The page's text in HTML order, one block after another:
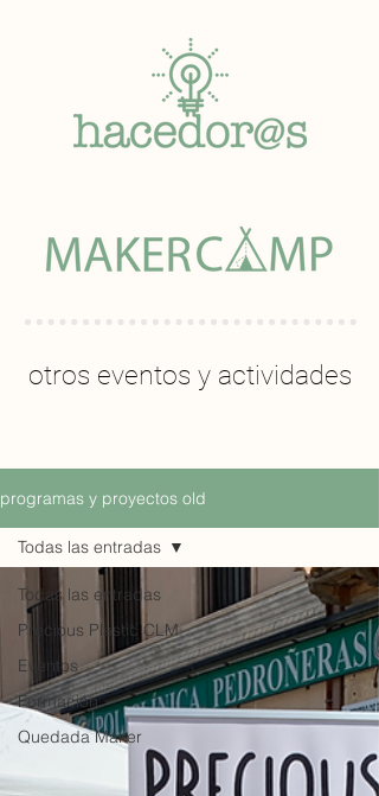
otros eventos y actividades
programas y proyectos old
Todas las entradas
Precious Plastic CLM
Eventos
Formación
Quedada Maker
Todas las entradas